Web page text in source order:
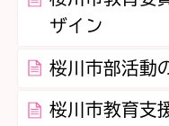
ザイン
桜川市部活動
桜川市教育支